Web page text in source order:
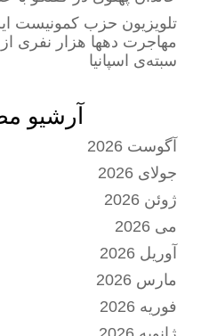
تلویزیون حزب کمونیست
مهاجرت دهها هزار نفری
سبته‌ی اسپانیا
آرشیو
آگوست 2026
جولای 2026
ژوئن 2026
می 2026
آوریل 2026
مارس 2026
فوریه 2026